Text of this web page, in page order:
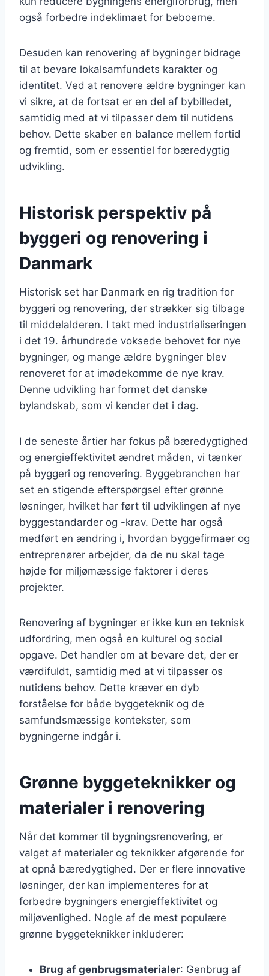
også forbedre indeklimaet for beboerne.
Desuden kan renovering af bygninger bidrage
til at bevare lokalsamfundets karakter og
identitet. Ved at renovere ældre bygninger kan
vi sikre, at de fortsat er en del af bybilledet,
samtidig med at vi tilpasser dem til nutidens
behov. Dette skaber en balance mellem fortid
og fremtid, som er essentiel for bæredygtig
udvikling.
Historisk perspektiv på
byggeri og renovering i
Danmark
Historisk set har Danmark en rig tradition for
byggeri og renovering, der strækker sig tilbage
til middelalderen. I takt med industrialiseringen
i det 19. århundrede voksede behovet for nye
bygninger, og mange ældre bygninger blev
renoveret for at imødekomme de nye krav.
Denne udvikling har formet det danske
bylandskab, som vi kender det i dag.
I de seneste årtier har fokus på bæredygtighed
og energieffektivitet ændret måden, vi tænker
på byggeri og renovering. Byggebranchen har
set en stigende efterspørgsel efter grønne
løsninger, hvilket har ført til udviklingen af nye
byggestandarder og -krav. Dette har også
medført en ændring i, hvordan byggefirmaer og
entreprenører arbejder, da de nu skal tage
højde for miljømæssige faktorer i deres
projekter.
Renovering af bygninger er ikke kun en teknisk
udfordring, men også en kulturel og social
opgave. Det handler om at bevare det, der er
værdifuldt, samtidig med at vi tilpasser os
nutidens behov. Dette kræver en dyb
forståelse for både byggeteknik og de
samfundsmæssige kontekster, som
bygningerne indgår i.
Grønne byggeteknikker og
materialer i renovering
Når det kommer til bygningsrenovering, er
valget af materialer og teknikker afgørende for
at opnå bæredygtighed. Der er flere innovative
løsninger, der kan implementeres for at
forbedre bygningers energieffektivitet og
miljøvenlighed. Nogle af de mest populære
grønne byggeteknikker inkluderer:
Brug af genbrugsmaterialer: Genbrug af